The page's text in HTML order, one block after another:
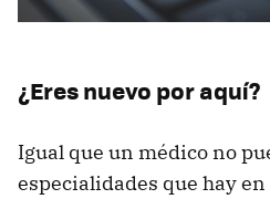
¿Eres nuevo por aquí?
Igual que un médico no
especialidades que hay